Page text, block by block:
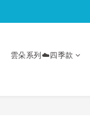
雲朵系列☁️四季款